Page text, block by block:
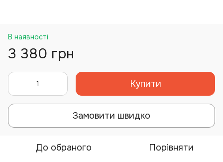
В наявності
3 380 грн
Купити
Замовити швидко
До обраного Порівняти